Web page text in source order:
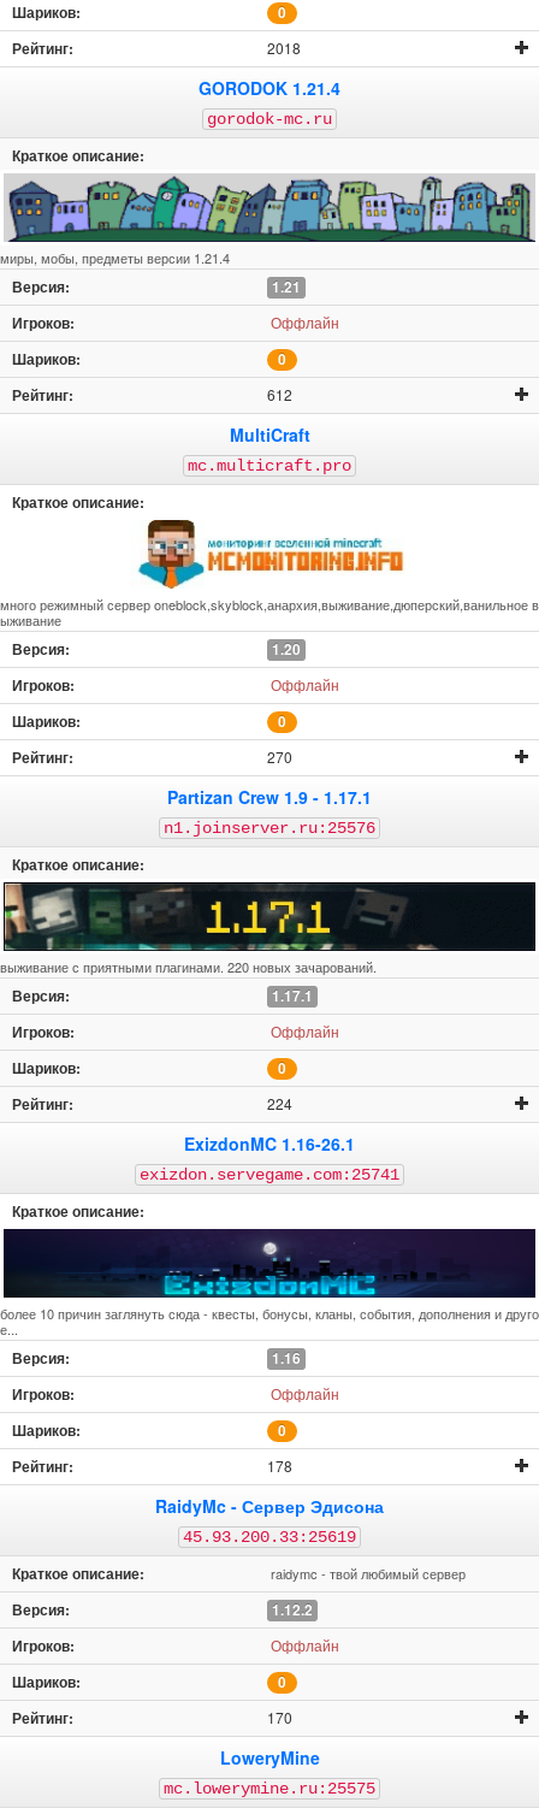
0
2018
GORODOK 1.21.4
gorodok-mc.ru
миры, мобы, предметы версии 1.21.4
1.21
Оффлайн
0
612
MultiCraft
mc.multicraft.pro
много режимный сервер oneblock,skyblock,анархия,выживание,дюперский,ванильное в
ыживание
1.20
Оффлайн
0
270
Partizan Crew 1.9 - 1.17.1
n1.joinserver.ru:25576
выживание с приятными плагинами. 220 новых зачарований.
1.17.1
Оффлайн
0
224
ExizdonMC 1.16-26.1
exizdon.servegame.com:25741
более 10 причин заглянуть сюда - квесты, бонусы, кланы, события, дополнения и друго
е...
1.16
Оффлайн
0
178
RaidyMc - Сервер Эдисона
45.93.200.33:25619
raidymc - твой любимый сервер
1.12.2
Оффлайн
0
170
LoweryMine
mc.lowerymine.ru:25575